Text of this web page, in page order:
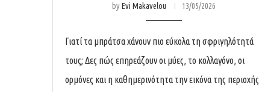
byEvi Makavelou 13/05/2026
Γιατί τα μπράτσα χάνουν πιο εύκολα τη σφριγηλότητά
τους; Δες πώς επηρεάζουν οι μύες, το κολλαγόνο, οι
ορμόνες και η καθημερινότητα την εικόνα της περιοχής